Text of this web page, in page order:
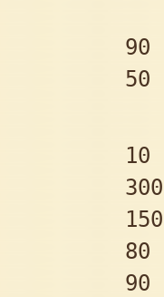
90
50
10
300
150
90